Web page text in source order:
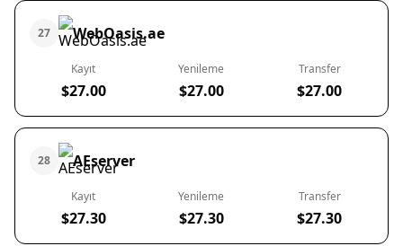
27 WebOasis.ae
Kayıt
$27.00
Yenileme
$27.00
Transfer
$27.00
28 AEserver
Kayıt
$27.30
Yenileme
$27.30
Transfer
$27.30